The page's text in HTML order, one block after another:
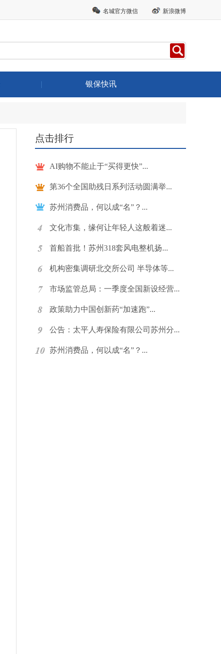
名城官方微信 新浪微博
| 银保快讯
点击排行
AI购物不能止于“买得更快”...
第36个全国助残日系列活动圆满举...
苏州消费品，何以成“名”？...
文化市集，缘何让年轻人这般着迷...
首船首批！苏州318套风电整机扬...
机构密集调研北交所公司 半导体等...
市场监管总局：一季度全国新设经营...
政策助力中国创新药“加速跑”...
公告：太平人寿保险有限公司苏州分...
苏州消费品，何以成“名”？...